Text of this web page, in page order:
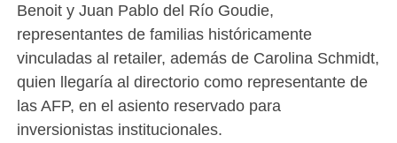
Benoit y Juan Pablo del Río Goudie,
representantes de familias históricamente
vinculadas al retailer, además de Carolina Schmidt,
quien llegaría al directorio como representante de
las AFP, en el asiento reservado para
inversionistas institucionales.